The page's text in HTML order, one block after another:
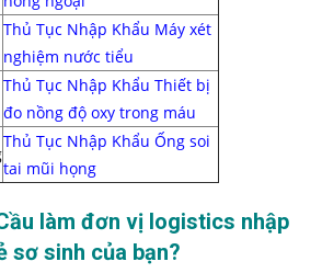
Thủ Tục Nhập Khẩu Máy xét
nghiệm nước tiểu
Thủ Tục Nhập Khẩu Thiết bị
đo nồng độ oxy trong máu
Thủ Tục Nhập Khẩu Ống soi
tai mũi họng
làm đơn vị logistics nhập
sơ sinh của bạn?